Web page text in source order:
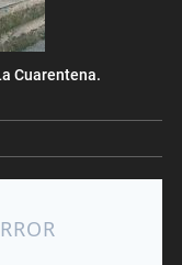
Cuarentena.